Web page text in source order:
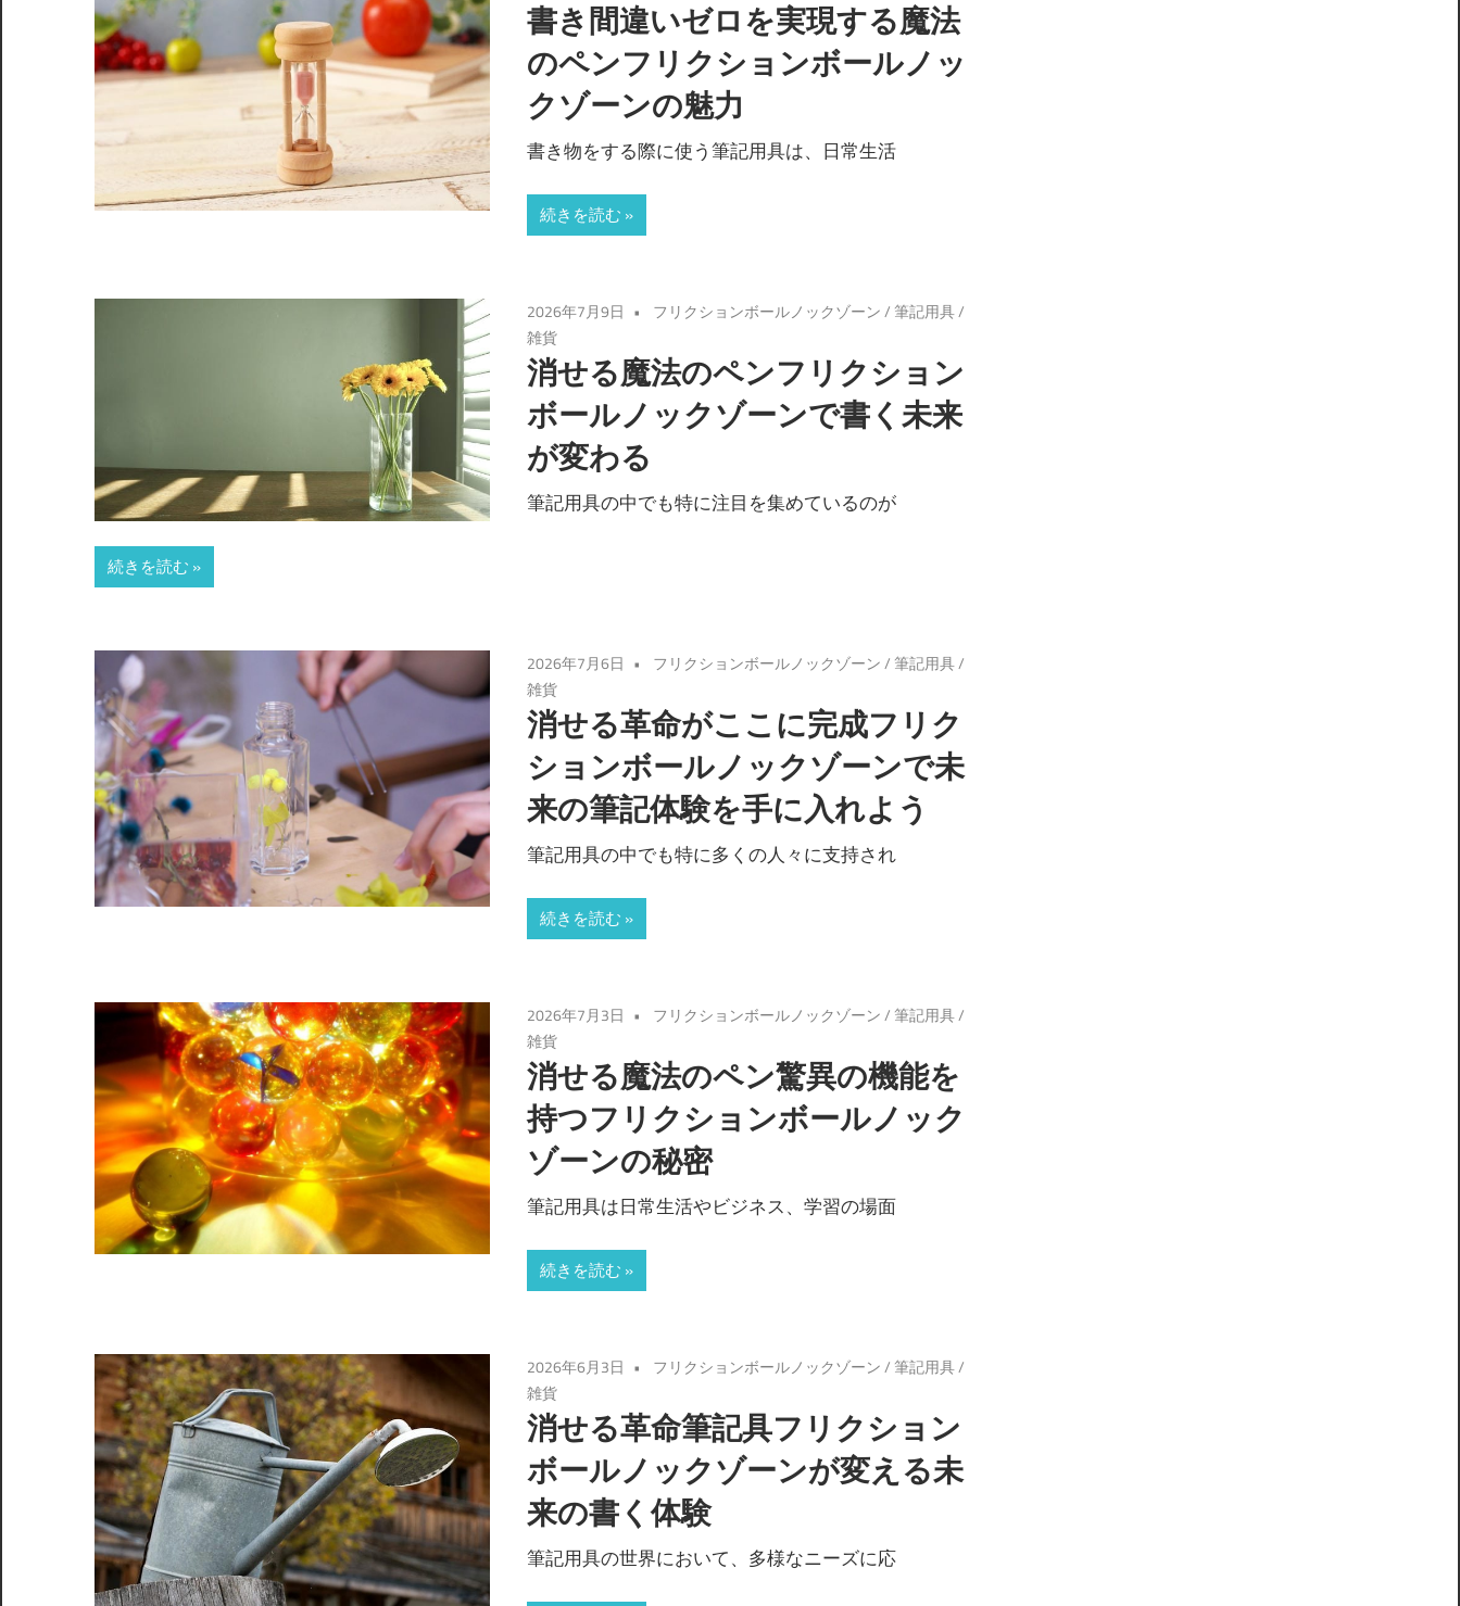
書き間違いゼロを実現する魔法
のペンフリクションボールノッ
クゾーンの魅力
書き物をする際に使う筆記用具は、日常生活
続きを読む
2026年7月9日 フリクションボールノックゾーン/ 筆記用具/
雑貨
消せる魔法のペンフリクション
ボールノックゾーンで書く未来
が変わる
筆記用具の中でも特に注目を集めているのが
続きを読む
2026年7月6日 フリクションボールノックゾーン/ 筆記用具/
雑貨
消せる革命がここに完成フリク
ションボールノックゾーンで未
来の筆記体験を手に入れよう
筆記用具の中でも特に多くの人々に支持され
続きを読む
2026年7月3日 フリクションボールノックゾーン/ 筆記用具/
雑貨
消せる魔法のペン驚異の機能を
持つフリクションボールノック
ゾーンの秘密
筆記用具は日常生活やビジネス、学習の場面
続きを読む
2026年6月3日 フリクションボールノックゾーン/ 筆記用具/
雑貨
消せる革命筆記具フリクション
ボールノックゾーンが変える未
来の書く体験
筆記用具の世界において、多様なニーズに応